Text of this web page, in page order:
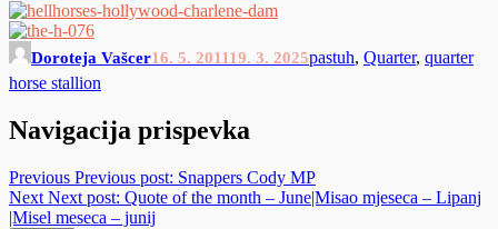
Doroteja Vašcer16. 5. 201119. 3. 2025pastuh, Quarter, quarter
horse stallion
Navigacija prispevka
Previous Previous post: Snappers Cody MP
Next Next post: Quote of the month – June|Misao mjeseca – Lipanj
|Misel meseca – junij